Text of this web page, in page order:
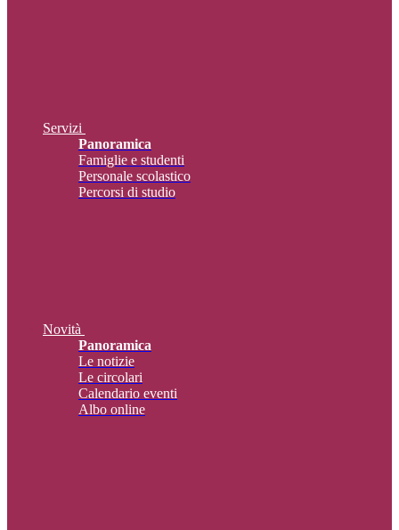
Servizi
Panoramica
Famiglie e studenti
Personale scolastico
Percorsi di studio
Novità
Panoramica
Le notizie
Le circolari
Calendario eventi
Albo online